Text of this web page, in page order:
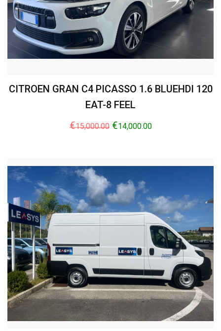
CITROEN GRAN C4 PICASSO 1.6 BLUEHDI 120
EAT-8 FEEL
€15,000.00 €14,000.00